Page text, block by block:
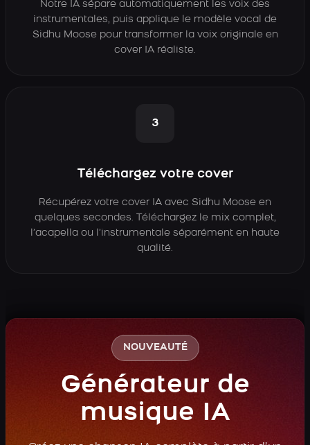
Notre IA sépare automatiquement les voix des
instrumentales, puis applique le modèle vocal de
Sidhu Moose pour transformer la voix originale en
cover IA réaliste.
3
Téléchargez votre cover
Récupérez votre cover IA avec Sidhu Moose en
quelques secondes. Téléchargez le mix complet,
l’acapella ou l’instrumentale séparément en haute
qualité.
NOUVEAUTÉ
Générateur de
musique IA